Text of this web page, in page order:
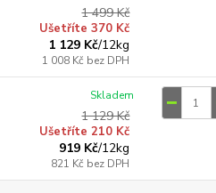
1 499 Kč
Ušetříte 370 Kč
1 129 Kč/12kg
1 008 Kč bez DPH
1 129 Kč
Ušetříte 210 Kč
919 Kč/12kg
821 Kč bez DPH
Skladem